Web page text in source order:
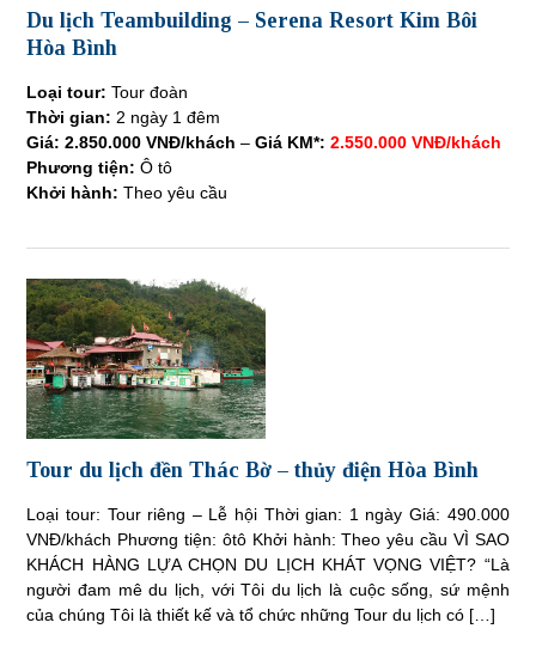
Du lịch Teambuilding – Serena Resort Kim Bôi
Hòa Bình
Loại tour: Tour đoàn
Thời gian: 2 ngày 1 đêm
Giá: 2.850.000 VNĐ/khách –Giá KM*: 2.550.000 VNĐ/khách
Phương tiện: Ô tô
Khởi hành: Theo yêu cầu
Tour du lịch đền Thác Bờ – thủy điện Hòa Bình
Loại tour: Tour riêng – Lễ hội Thời gian: 1 ngày Giá: 490.000
VNĐ/khách Phương tiện: ôtô Khởi hành: Theo yêu cầu VÌ SAO
KHÁCH HÀNG LỰA CHỌN DU LỊCH KHÁT VỌNG VIỆT? “Là
người đam mê du lịch, với Tôi du lịch là cuộc sống, sứ mệnh
của chúng Tôi là thiết kế và tổ chức những Tour du lịch có […]